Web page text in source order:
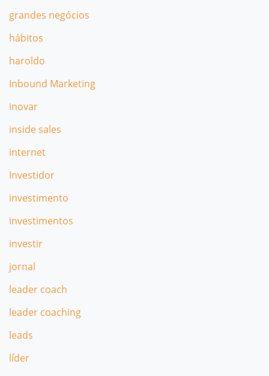
grandes negócios
hábitos
haroldo
Inbound Marketing
inovar
inside sales
internet
Investidor
investimento
investimentos
investir
jornal
leader coach
leader coaching
leads
líder